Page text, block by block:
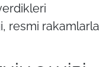
resmi rakamlarla